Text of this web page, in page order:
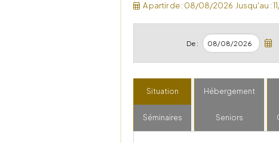
A partir de : 08/08/2026 Jusqu'au :
De :
Situation Hébergement
Séminaires Seniors